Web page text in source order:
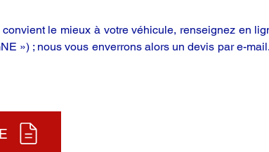
le mieux à votre véhicule, renseignez en
») ; nous vous enverrons alors un devis par e-